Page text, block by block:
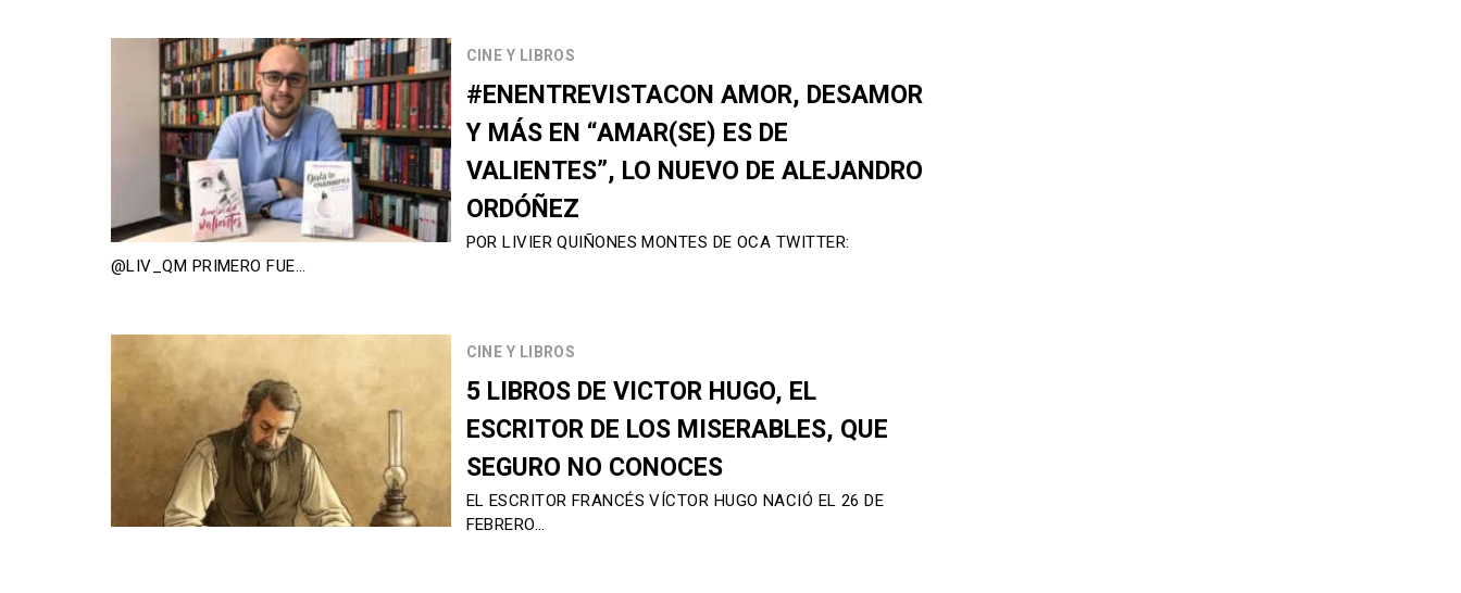
CINE Y LIBROS
#ENENTREVISTACON AMOR, DESAMOR
Y MÁS EN “AMAR(SE) ES DE
VALIENTES”, LO NUEVO DE ALEJANDRO
ORDÓÑEZ
POR LIVIER QUIÑONES MONTES DE OCA TWITTER:
@LIV_QM PRIMERO FUE…
CINE Y LIBROS
5 LIBROS DE VICTOR HUGO, EL
ESCRITOR DE LOS MISERABLES, QUE
SEGURO NO CONOCES
EL ESCRITOR FRANCÉS VÍCTOR HUGO NACIÓ EL 26 DE
FEBRERO…